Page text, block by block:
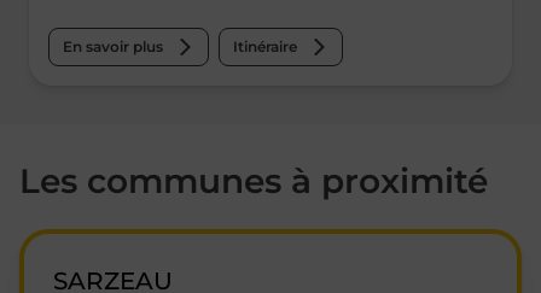
En savoir plus Itinéraire
Les communes à proximité
SARZEAU